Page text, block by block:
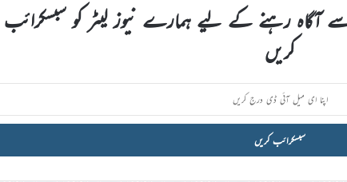
آگاہ رہنے کے لیے ہمارے نیوز لیٹر کو سبسکرائب
کریں